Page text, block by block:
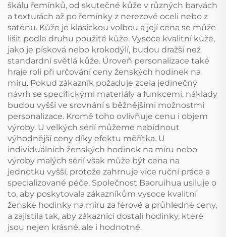
škálu řemínků, od skutečné kůže v různých barvách
a texturách až po řemínky z nerezové oceli nebo z
saténu. Kůže je klasickou volbou a její cena se může
lišit podle druhu použité kůže. Vysoce kvalitní kůže,
jako je písková nebo krokodýlí, budou dražší než
standardní světlá kůže. Úroveň personalizace také
hraje roli při určování ceny ženských hodinek na
míru. Pokud zákazník požaduje zcela jedinečný
návrh se specifickými materiály a funkcemi, náklady
budou vyšší ve srovnání s běžnějšími možnostmi
personalizace. Kromě toho ovlivňuje cenu i objem
výroby. U velkých sérií můžeme nabídnout
výhodnější ceny díky efektu měřítka. U
individuálních ženských hodinek na míru nebo
výroby malých sérií však může být cena na
jednotku vyšší, protože zahrnuje více ruční práce a
specializované péče. Společnost Baoruihua usiluje o
to, aby poskytovala zákazníkům vysoce kvalitní
ženské hodinky na míru za férové a průhledné ceny,
a zajistila tak, aby zákazníci dostali hodinky, které
jsou nejen krásné, ale i hodnotné.